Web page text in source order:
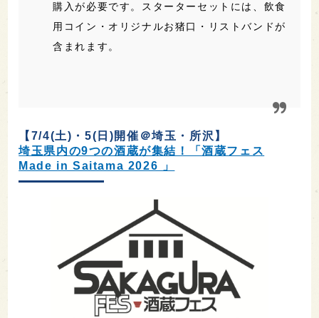
購入が必要です。スターターセットには、飲食
用コイン・オリジナルお猪口・リストバンドが
含まれます。
【7/4(土)・5(日)開催＠埼玉・所沢】
埼玉県内の9つの酒蔵が集結！「酒蔵フェス
Made in Saitama 2026 」